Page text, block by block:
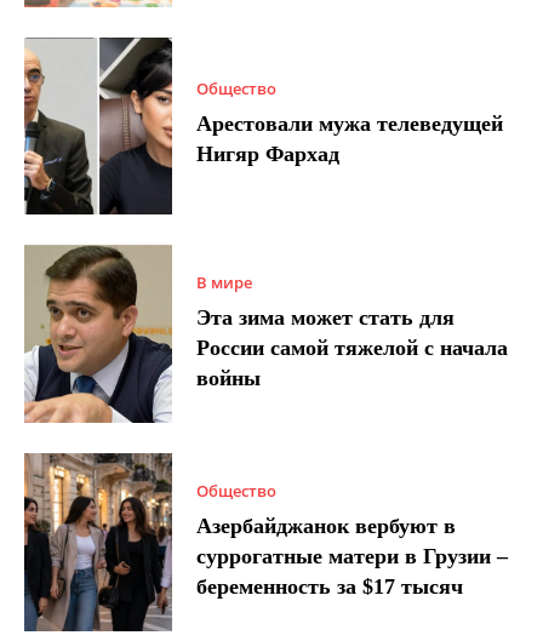
Общество
Арестовали мужа телеведущей
Нигяр Фархад
В мире
Эта зима может стать для
России самой тяжелой с начала
войны
Общество
Азербайджанок вербуют в
суррогатные матери в Грузии –
беременность за $17 тысяч